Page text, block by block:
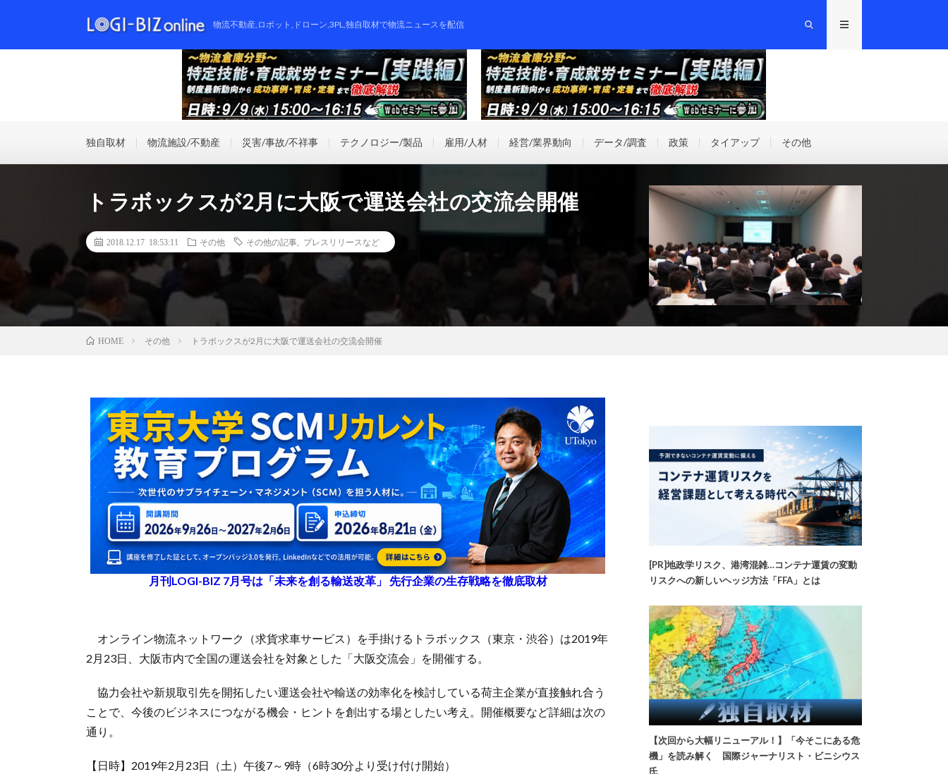
物流不動産,ロボット,ドローン,3PL,独自取材で物流ニュースを配信
独自取材 物流施設/不動産 災害/事故/不祥事 テクノロジー/製品 雇用/人材 経営/業界動向 データ/調査 政策 タイアップ その他
トラボックスが2月に大阪で運送会社の交流会開催
2018.12.17 18:53:11 その他 その他の記事 プレスリリースなど
HOME その他 トラボックスが2月に大阪で運送会社の交流会開催
月刊LOGI-BIZ 7月号は「未来を創る輸送改革」 先行企業の生存戦略を徹底取材
オンライン物流ネットワーク（求貨求車サービス）を手掛けるトラボックス（東京・渋谷）は2019年
2月23日、大阪市内で全国の運送会社を対象とした「大阪交流会」を開催する。
協力会社や新規取引先を開拓したい運送会社や輸送の効率化を検討している荷主企業が直接触れ合う
ことで、今後のビジネスにつながる機会・ヒントを創出する場としたい考え。開催概要など詳細は次の
通り。
【日時】2019年2月23日（土）午後7～9時（6時30分より受け付け開始）
[PR]地政学リスク、港湾混雑…コンテナ運賃の変動
リスクへの新しいヘッジ方法「FFA」とは
【次回から大幅リニューアル！】「今そこにある危
機」を読み解く 国際ジャーナリスト・ビニシウス
氏